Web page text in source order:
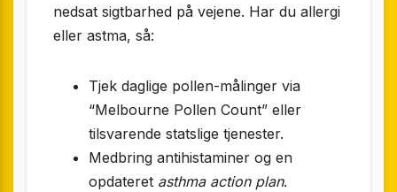
nedsat sigtbarhed på vejene. Har du allergi
eller astma, så:
Tjek daglige pollen-målinger via
“Melbourne Pollen Count” eller
tilsvarende statslige tjenester.
Medbring antihistaminer og en
opdateret asthma action plan.